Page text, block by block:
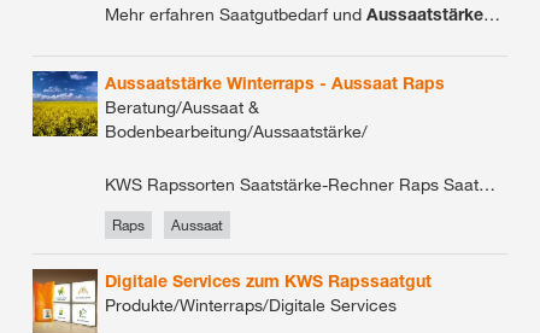
NutzungMehr erfahren Saatgutbedarf und Aussaatstärke
Aussaatstärke Winterraps - Aussaat Raps
Beratung/Aussaat &
Bodenbearbeitung/Aussaatstärke/
KWS Rapssorten Saatstärke-Rechner Raps Saatgutbedarf und Aussaatstärkerechner Raps
Raps Aussaat
Digitale Services zum KWS Rapssaatgut
Produkte/Winterraps/Digitale Services